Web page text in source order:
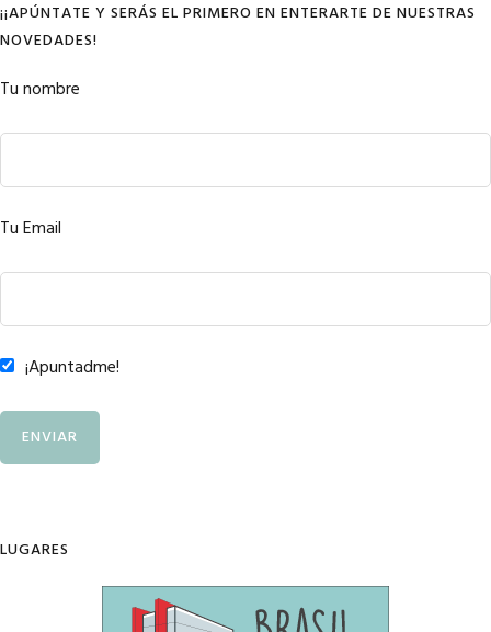
¡¡APÚNTATE Y SERÁS EL PRIMERO EN ENTERARTE DE NUESTRAS
NOVEDADES!
Tu nombre
Tu Email
¡Apuntadme!
LUGARES